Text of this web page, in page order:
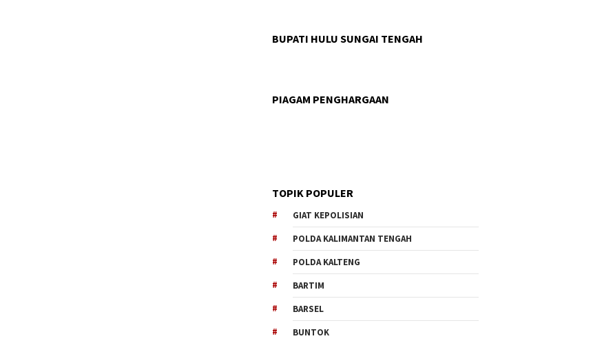
BUPATI HULU SUNGAI TENGAH
PIAGAM PENGHARGAAN
TOPIK POPULER
GIAT KEPOLISIAN
POLDA KALIMANTAN TENGAH
POLDA KALTENG
BARTIM
BARSEL
BUNTOK